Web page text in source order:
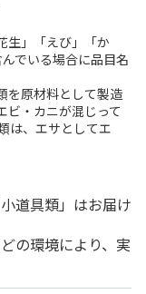
生」「えび」「か
でいる場合に品目名
を原材料として製造
ビ・カニが混じって
は、エサとしてエ
道具類」はお届け
の環境により、実